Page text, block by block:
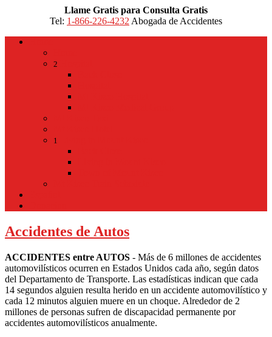
Llame Gratis para Consulta Gratis
Tel: 1-866-226-4232 Abogada de Accidentes
2
1
Accidentes de Autos
ACCIDENTES entre AUTOS - Más de 6 millones de accidentes
automovilísticos ocurren en Estados Unidos cada año, según datos
del Departamento de Transporte. Las estadísticas indican que cada
14 segundos alguien resulta herido en un accidente automovilístico y
cada 12 minutos alguien muere en un choque. Alrededor de 2
millones de personas sufren de discapacidad permanente por
accidentes automovilísticos anualmente.